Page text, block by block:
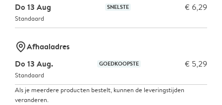
Do 13 Aug
SNELSTE € 6,29
Standaard
marker-pinAfhaaladres
Do 13 Aug.
GOEDKOOPSTE € 5,29
Standaard
Als je meerdere producten bestelt, kunnen de leveringstijden
veranderen.